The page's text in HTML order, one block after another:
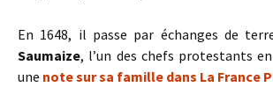
En 1648, il passe par échanges de
Saumaize, l’un des chefs protestants
une note sur sa famille dans La France